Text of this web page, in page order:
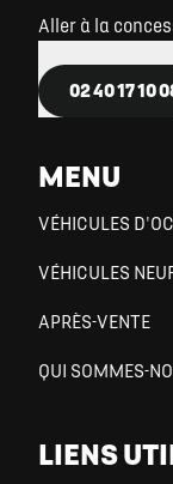
Aller à la
02 40 17 10
MENU
VÉHICULES
VÉHICULES
APRÈS-VENTE
QUI SOMMES-
LIENS